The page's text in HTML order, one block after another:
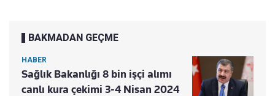
BAKMADAN GEÇME
HABER
Sağlık Bakanlığı 8 bin işçi alımı
canlı kura çekimi 3-4 Nisan 2024